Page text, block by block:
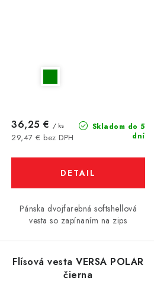
Skladom do 5
dní
29,47 € bez DPH
36,25 € / ks
DETAIL
Pánska dvojfarebná softshellová
vesta so zapínaním na zips
Flísová vesta VERSA POLAR
čierna